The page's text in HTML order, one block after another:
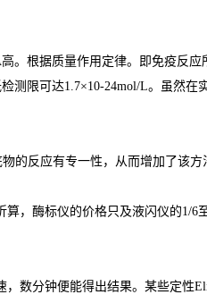
高。根据质量作用定律。即免疫反
测限可达1.7×10-24mol/L。虽然在
的反应有专一性，从而增加了该方
算，酶标仪的价格只及液闪仪的1/6
数分钟便能得出结果。某些定性